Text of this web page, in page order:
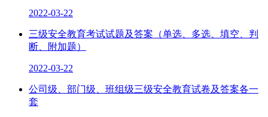
2022-03-22
三级安全教育考试试题及答案（单选、多选、填空、判
断、附加题）
2022-03-22
公司级、部门级、班组级三级安全教育试卷及答案各一
套